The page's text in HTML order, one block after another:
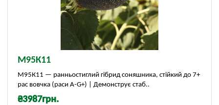
М95К11
М95К11 — ранньостиглий гібрид соняшника, стійкий до 7+
рас вовчка (раси А-G+) | Демонструє стаб..
₴3987грн.